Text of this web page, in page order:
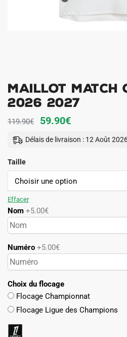
Maillot Match
2026 2027
119.90€
Le
prix
119.90€.
59.90€Le
59.90€.
Délais de livraison : 12 Août
Taille
Effacer
Nom +5.00€
Numéro +5.00€
Choix du flocage
Flocage Championnat
Flocage Ligue des Champions